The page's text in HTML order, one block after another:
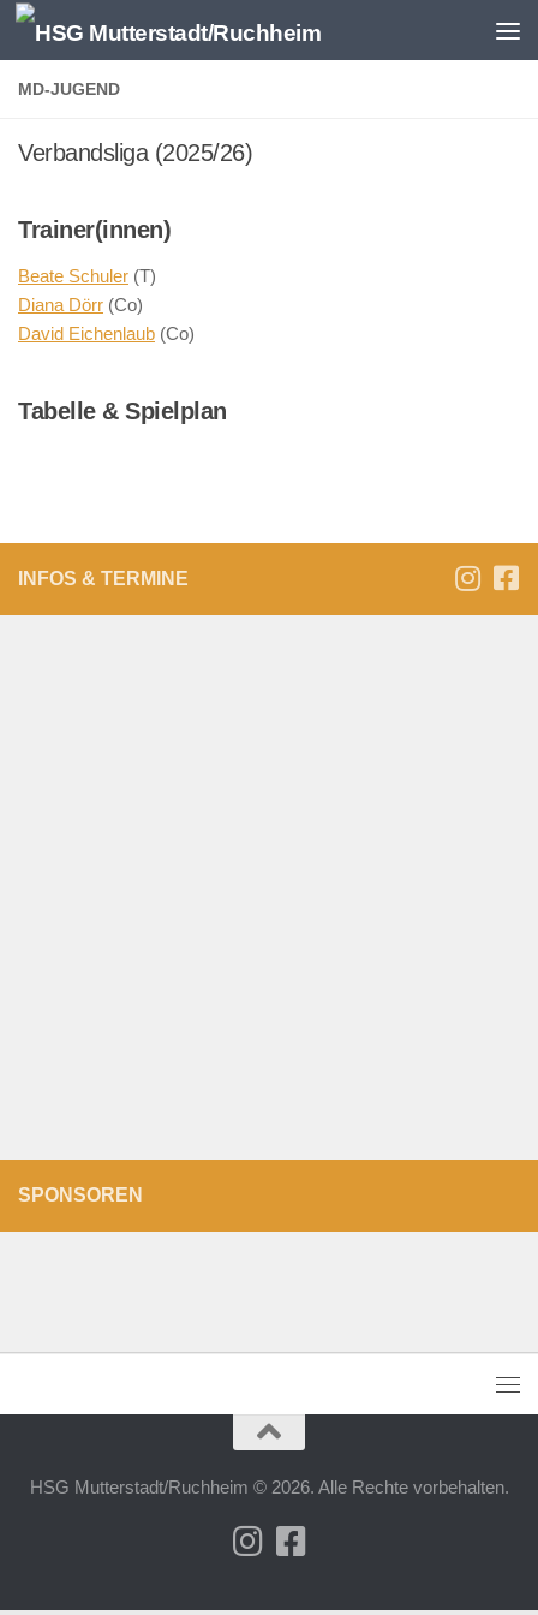
Zum Inhalt springen
MD-JUGEND
Verbandsliga (2025/26)
Trainer(innen)
Beate Schuler (T)
Diana Dörr (Co)
David Eichenlaub (Co)
Tabelle & Spielplan
INFOS & TERMINE
SPONSOREN
HSG Mutterstadt/Ruchheim © 2026. Alle Rechte vorbehalten.